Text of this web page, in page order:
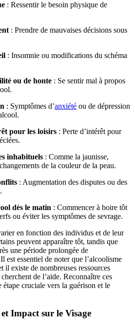
: Ressentir le besoin physique de
: Prendre de mauvaises décisions sous
: Insomnie ou modifications du schéma
ou de honte : Se sentir mal à propos
: Symptômes d’anxiété ou de dépression
pour les loisirs : Perte d’intérêt pour
inhabituels : Comme la jaunisse,
de la couleur de la peau.
: Augmentation des disputes ou des
dès le matin : Commencer à boire tôt
ou éviter les symptômes de sevrage.
en fonction des individus et de leur
peuvent apparaître tôt, tandis que
une période prolongée de
est essentiel de noter que l’alcoolisme
il existe de nombreuses ressources
de l’aide. Reconnaître ces
étape cruciale vers la guérison et le
Impact sur le Visage